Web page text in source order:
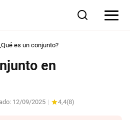
es un conjunto?
en
12/09/2025 | 4,4(8)